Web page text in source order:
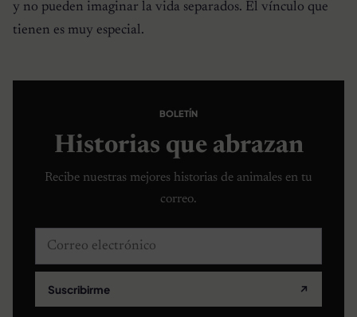
y no pueden imaginar la vida separados. El vínculo que
tienen es muy especial.
BOLETÍN
Historias que abrazan
Recibe nuestras mejores historias de animales en tu
correo.
Correo electrónico
Suscribirme ↗